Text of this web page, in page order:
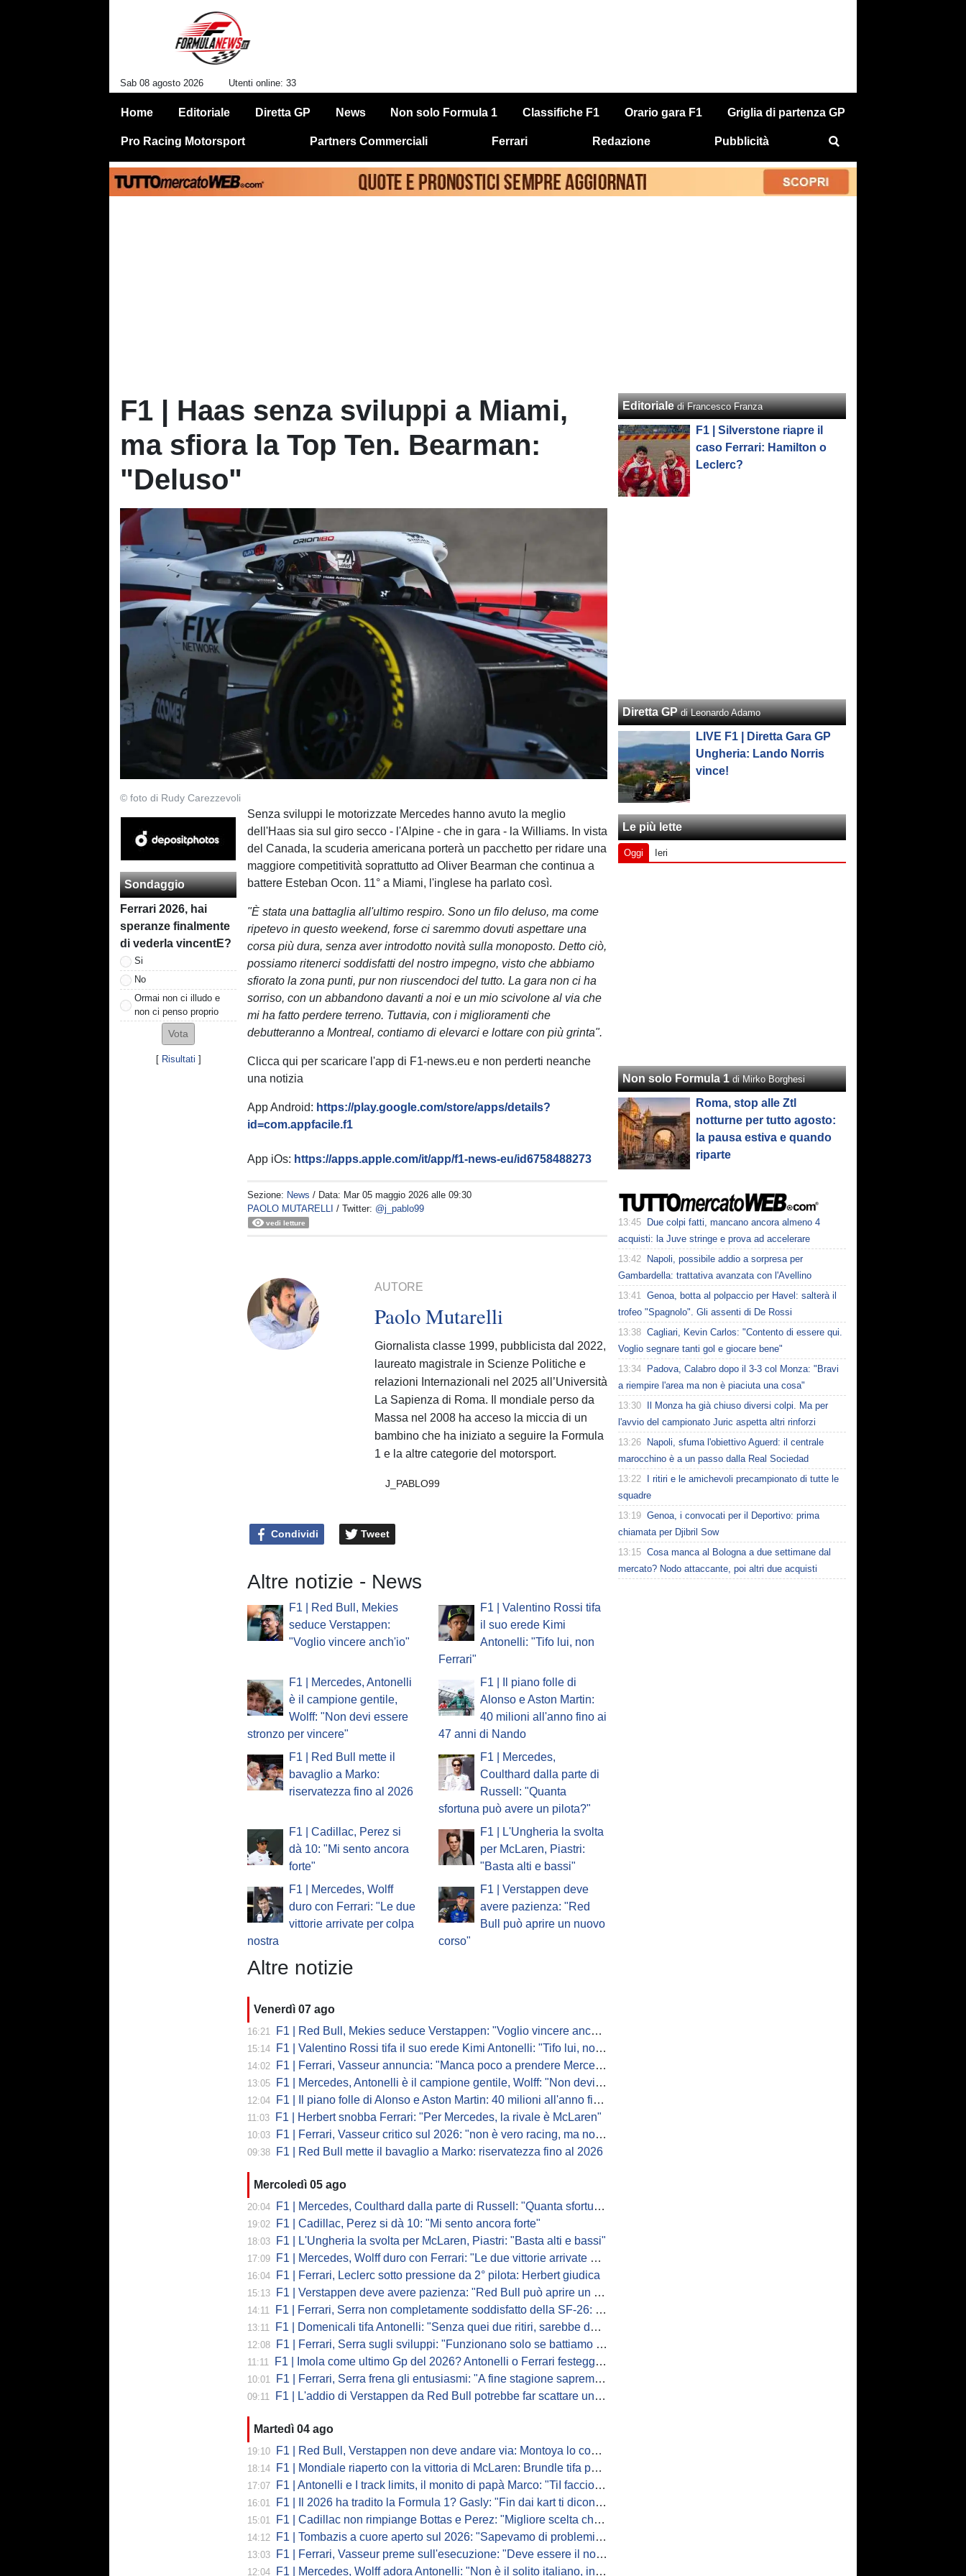
Sab 08 agosto 2026 Utenti online: 33
Home Editoriale Diretta GP News Non solo Formula 1 Classifiche F1 Orario gara F1 Griglia di partenza GP
Pro Racing Motorsport Partners Commerciali Ferrari Redazione Pubblicità
F1 | Haas senza sviluppi a Miami,
ma sfiora la Top Ten. Bearman:
"Deluso"
© foto di Rudy Carezzevoli
Sondaggio
Ferrari 2026, hai
speranze finalmente
di vederla vincentE?
Si
No
Ormai non ci illudo e
non ci penso proprio
[ Risultati ]
Senza sviluppi le motorizzate Mercedes hanno avuto la meglio
dell'Haas sia sul giro secco - l'Alpine - che in gara - la Williams. In vista
del Canada, la scuderia americana porterà un pacchetto per ridare una
maggiore competitività soprattutto ad Oliver Bearman che continua a
battere Esteban Ocon. 11° a Miami, l'inglese ha parlato così.
"È stata una battaglia all'ultimo respiro. Sono un filo deluso, ma come
ripetevo in questo weekend, forse ci saremmo dovuti aspettare una
corsa più dura, senza aver introdotto novità sulla monoposto. Detto ciò,
possiamo ritenerci soddisfatti del nostro impegno, visto che abbiamo
sfiorato la zona punti, pur non riuscendoci del tutto. La gara non ci ha
sorriso, con un abbandono davanti a noi e un mio scivolone al via che
mi ha fatto perdere terreno. Tuttavia, con i miglioramenti che
debutteranno a Montreal, contiamo di elevarci e lottare con più grinta".
Clicca qui per scaricare l'app di F1-news.eu e non perderti neanche
una notizia
App Android: https://play.google.com/store/apps/details?
id=com.appfacile.f1
App iOs: https://apps.apple.com/it/app/f1-news-eu/id6758488273
Sezione: News / Data: Mar 05 maggio 2026 alle 09:30
PAOLO MUTARELLI / Twitter: @j_pablo99
vedi letture
AUTORE
Paolo Mutarelli
Giornalista classe 1999, pubblicista dal 2022,
laureato magistrale in Scienze Politiche e
relazioni Internazionali nel 2025 all’Università
La Sapienza di Roma. Il mondiale perso da
Massa nel 2008 ha acceso la miccia di un
bambino che ha iniziato a seguire la Formula
1 e la altre categorie del motorsport.
J_PABLO99
Condividi Tweet
Altre notizie - News
F1 | Red Bull, Mekies
seduce Verstappen:
"Voglio vincere anch'io"
F1 | Valentino Rossi tifa
il suo erede Kimi
Antonelli: "Tifo lui, non
Ferrari"
F1 | Mercedes, Antonelli
è il campione gentile,
Wolff: "Non devi essere
stronzo per vincere"
F1 | Il piano folle di
Alonso e Aston Martin:
40 milioni all'anno fino ai
47 anni di Nando
F1 | Red Bull mette il
bavaglio a Marko:
riservatezza fino al 2026
F1 | Mercedes,
Coulthard dalla parte di
Russell: "Quanta
sfortuna può avere un pilota?"
F1 | Cadillac, Perez si
dà 10: "Mi sento ancora
forte"
F1 | L'Ungheria la svolta
per McLaren, Piastri:
"Basta alti e bassi"
F1 | Mercedes, Wolff
duro con Ferrari: "Le due
vittorie arrivate per colpa
nostra
F1 | Verstappen deve
avere pazienza: "Red
Bull può aprire un nuovo
corso"
Altre notizie
Venerdì 07 ago
16:21 F1 | Red Bull, Mekies seduce Verstappen: "Voglio vincere anch'io"
15:14 F1 | Valentino Rossi tifa il suo erede Kimi Antonelli: "Tifo lui, non Ferrari"
14:02 F1 | Ferrari, Vasseur annuncia: "Manca poco a prendere Mercedes, ma non basterà l'ADUO"
13:05 F1 | Mercedes, Antonelli è il campione gentile, Wolff: "Non devi essere stronzo per vincere"
12:04 F1 | Il piano folle di Alonso e Aston Martin: 40 milioni all'anno fino ai 47 anni di Nando
11:03 F1 | Herbert snobba Ferrari: "Per Mercedes, la rivale è McLaren"
10:03 F1 | Ferrari, Vasseur critico sul 2026: "non è vero racing, ma non è artificiale"
09:38 F1 | Red Bull mette il bavaglio a Marko: riservatezza fino al 2026
Mercoledì 05 ago
20:04 F1 | Mercedes, Coulthard dalla parte di Russell: "Quanta sfortuna può avere un pilota?"
19:02 F1 | Cadillac, Perez si dà 10: "Mi sento ancora forte"
18:03 F1 | L'Ungheria la svolta per McLaren, Piastri: "Basta alti e bassi"
17:09 F1 | Mercedes, Wolff duro con Ferrari: "Le due vittorie arrivate per colpa nostra
16:04 F1 | Ferrari, Leclerc sotto pressione da 2° pilota: Herbert giudica
15:13 F1 | Verstappen deve avere pazienza: "Red Bull può aprire un nuovo corso"
14:11 F1 | Ferrari, Serra non completamente soddisfatto della SF-26: "Non è solo la mia macchina"
13:11 F1 | Domenicali tifa Antonelli: "Senza quei due ritiri, sarebbe davanti di tanto"
12:08 F1 | Ferrari, Serra sugli sviluppi: "Funzionano solo se battiamo gli altri"
11:11 F1 | Imola come ultimo Gp del 2026? Antonelli o Ferrari festeggiano il titolo in casa...
10:01 F1 | Ferrari, Serra frena gli entusiasmi: "A fine stagione sapremo se SF-26 è forte"
09:11 F1 | L'addio di Verstappen da Red Bull potrebbe far scattare un domino: ne parla Fittipaldi
Martedì 04 ago
19:10 F1 | Red Bull, Verstappen non deve andare via: Montoya lo convince
18:14 F1 | Mondiale riaperto con la vittoria di McLaren: Brundle tifa papaya
17:07 F1 | Antonelli e I track limits, il monito di papà Marco: "TiI faccio fare la fine della gallina"
16:01 F1 | Il 2026 ha tradito la Formula 1? Gasly: "Fin dai kart ti dicono di non alzare il piede dal gas"
15:01 F1 | Cadillac non rimpiange Bottas e Perez: "Migliore scelta che potessimo fare"
14:12 F1 | Tombazis a cuore aperto sul 2026: "Sapevamo di problemi, ma serviva un accordo"
13:03 F1 | Ferrari, Vasseur preme sull'esecuzione: "Deve essere il nostro punto di forza"
12:04 F1 | Mercedes, Wolff adora Antonelli: "Non è il solito italiano, in bolla quando guida"
Editoriale di Francesco Franza
F1 | Silverstone riapre il
caso Ferrari: Hamilton o
Leclerc?
Diretta GP di Leonardo Adamo
LIVE F1 | Diretta Gara GP
Ungheria: Lando Norris
vince!
Le più lette
Oggi Ieri
Non solo Formula 1 di Mirko Borghesi
Roma, stop alle Ztl
notturne per tutto agosto:
la pausa estiva e quando
riparte
13:45
Due colpi fatti, mancano ancora almeno 4
acquisti: la Juve stringe e prova ad accelerare
13:42
Napoli, possibile addio a sorpresa per
Gambardella: trattativa avanzata con l'Avellino
13:41 Genoa, botta al polpaccio per Havel: salterà il
trofeo "Spagnolo". Gli assenti di De Rossi
13:38 Cagliari, Kevin Carlos: "Contento di essere qui.
Voglio segnare tanti gol e giocare bene"
13:34
Padova, Calabro dopo il 3-3 col Monza: "Bravi
a riempire l'area ma non è piaciuta una cosa"
13:30
Il Monza ha già chiuso diversi colpi. Ma per
l'avvio del campionato Juric aspetta altri rinforzi
13:26
Napoli, sfuma l'obiettivo Aguerd: il centrale
marocchino è a un passo dalla Real Sociedad
13:22
I ritiri e le amichevoli precampionato di tutte le
squadre
13:19 Genoa, i convocati per il Deportivo: prima
chiamata per Djibril Sow
13:15 Cosa manca al Bologna a due settimane dal
mercato? Nodo attaccante, poi altri due acquisti